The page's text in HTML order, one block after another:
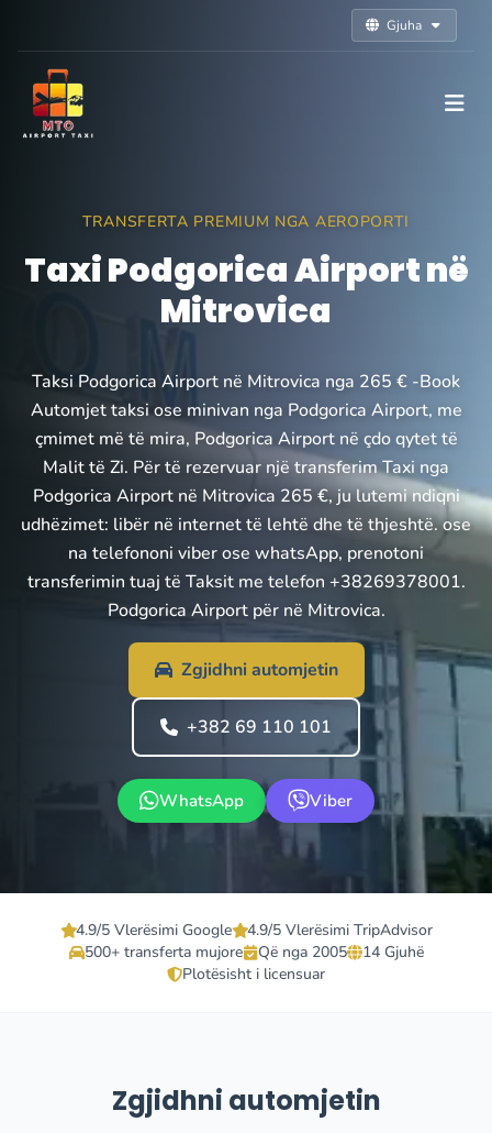
Gjuha
TRANSFERTA PREMIUM NGA AEROPORTI
Taxi Podgorica Airport në
Mitrovica
Taksi Podgorica Airport në Mitrovica nga 265 € -Book
Automjet taksi ose minivan nga Podgorica Airport, me
çmimet më të mira, Podgorica Airport në çdo qytet të
Malit të Zi. Për të rezervuar një transferim Taxi nga
Podgorica Airport në Mitrovica 265 €, ju lutemi ndiqni
udhëzimet: libër në internet të lehtë dhe të thjeshtë. ose
na telefononi viber ose whatsApp, prenotoni
transferimin tuaj të Taksit me telefon +38269378001.
Podgorica Airport për në Mitrovica.
Zgjidhni automjetin
+382 69 110 101
WhatsApp Viber
4.9/5 Vlerësimi Google
4.9/5 Vlerësimi TripAdvisor
500+ transferta mujore
Që nga 2005
14 Gjuhë
Plotësisht i licensuar
Zgjidhni automjetin